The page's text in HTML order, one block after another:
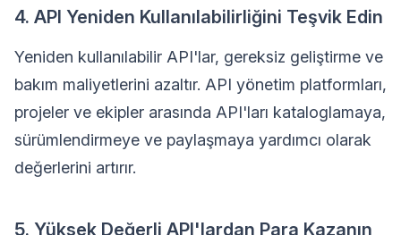
4. API Yeniden Kullanılabilirliğini Teşvik Edin
Yeniden kullanılabilir API'lar, gereksiz geliştirme ve
bakım maliyetlerini azaltır. API yönetim platformları,
projeler ve ekipler arasında API'ları kataloglamaya,
sürümlendirmeye ve paylaşmaya yardımcı olarak
değerlerini artırır.
5. Yüksek Değerli API'lardan Para Kazanın